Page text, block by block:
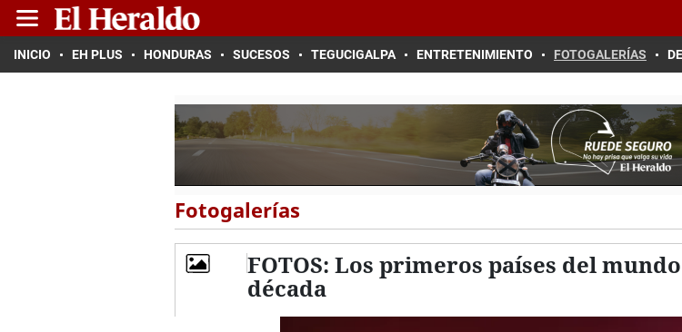
INICIO EH PLUS HONDURAS SUCESOS TEGUCIGALPA ENTRETENIMIENTO FOTOGALERÍAS
Fotogalerías
FOTOS: Los primeros países del
década